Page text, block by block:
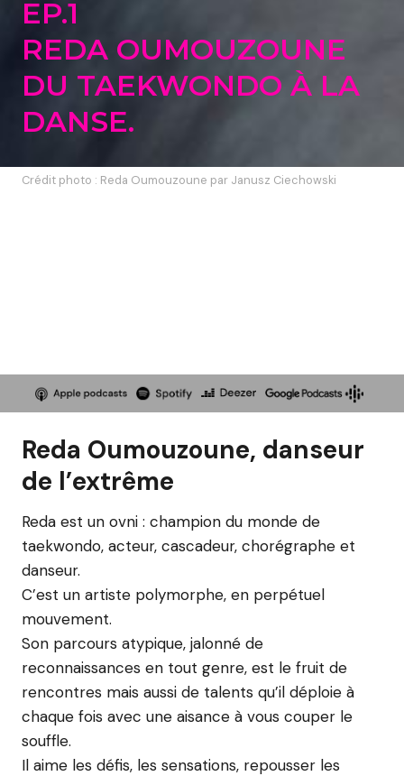
EP.1
REDA OUMOUZOUNE
DU TAEKWONDO À LA
DANSE.
Crédit photo : Reda Oumouzoune par Janusz Ciechowski
Reda Oumouzoune, danseur
de l’extrême
Reda est un ovni : champion du monde de
taekwondo, acteur, cascadeur, chorégraphe et
danseur.
C’est un artiste polymorphe, en perpétuel
mouvement.
Son parcours atypique, jalonné de
reconnaissances en tout genre, est le fruit de
rencontres mais aussi de talents qu’il déploie à
chaque fois avec une aisance à vous couper le
souffle.
Il aime les défis, les sensations, repousser les